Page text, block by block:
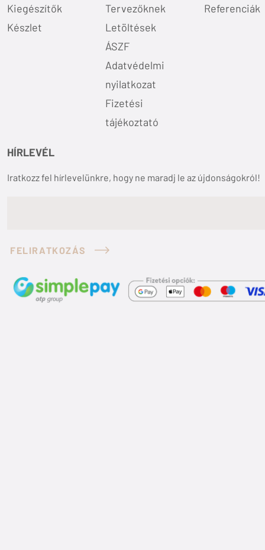
Kiegészítők
Készlet
Tervezőknek
Letöltések
ÁSZF
Adatvédelmi
nyilatkozat
Fizetési
tájékoztató
Referenciák
HÍRLEVÉL
Iratkozz fel hírlevelünkre, hogy ne maradj le az újdonságokról!
FELIRATKOZÁS